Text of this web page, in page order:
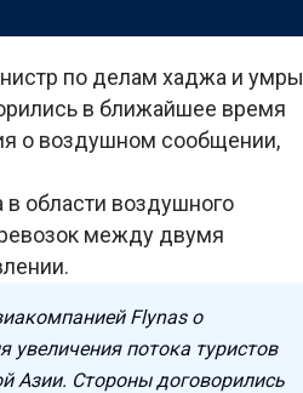
по делам хаджа и умры
в ближайшее время
о воздушном сообщении,
области воздушного
между двумя
Flynas о
потока туристов
Азии. Стороны договорились